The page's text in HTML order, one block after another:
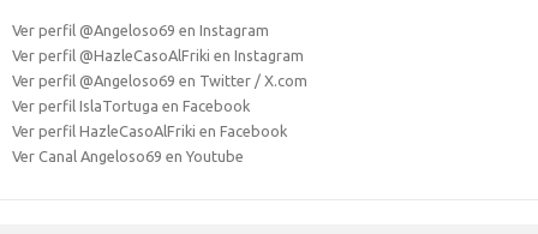
Ver perfil @Angeloso69 en Instagram
Ver perfil @HazleCasoAlFriki en Instagram
Ver perfil @Angeloso69 en Twitter / X.com
Ver perfil IslaTortuga en Facebook
Ver perfil HazleCasoAlFriki en Facebook
Ver Canal Angeloso69 en Youtube